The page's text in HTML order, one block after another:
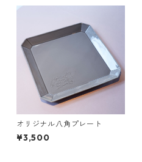
オリジナル八角プレート
¥3,500